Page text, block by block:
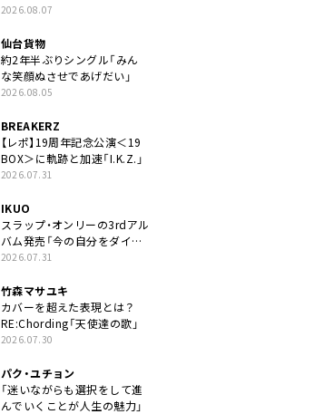
2026.08.07
仙台貨物
約2年半ぶりシングル「みん
な笑顔ぬさせであげだい」
2026.08.05
BREAKERZ
【レポ】19周年記念公演＜19
BOX＞に軌跡と加速「I.K.Z.」
2026.07.31
IKUO
スラップ・オンリーの3rdアル
バム発売「今の自分をダイレ
クトに」
2026.07.31
竹森マサユキ
カバーを超えた表現とは？
RE:Chording「天使達の歌」
2026.07.30
パク・ユチョン
「迷いながらも選択をして進
んでいくことが人生の魅力」